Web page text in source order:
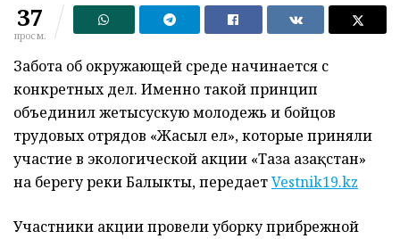
37
просм.
Забота об окружающей среде начинается с
конкретных дел. Именно такой принцип
объединил жетысускую молодежь и бойцов
трудовых отрядов «Жасыл ел», которые приняли
участие в экологической акции «Таза Қазақстан»
на берегу реки Балыкты, передаетVestnik19.kz
Участники акции провели уборку прибрежной